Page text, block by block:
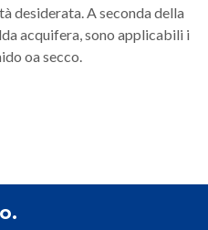
desiderata. A seconda della
acquifera, sono applicabili i
oa secco.